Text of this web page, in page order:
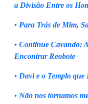
a Divisão Entre os
• Para Trás de Mim,
• Continue Cavando:
Encontrar Reobote
• Davi e o Templo
• Não nos tornamos